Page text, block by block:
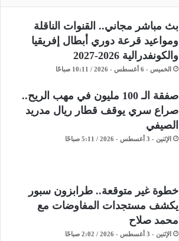
بث مباشر مجاني.. القنوات الناقلة
ومواعيد قرعة دوري أبطال إفريقيا
والكونفدرالية 2026-2027
الخميس - 6 أغسطس - 2026 / 10:11 صباحًا
صفقة الـ 100 مليون في مهب الريح..
صراع سري يوقف قطار ريال مدريد
الصيفي
الإثنين - 3 أغسطس - 2026 / 5:11 صباحًا
خطوة غير متوقعة.. طرابزون سبور
يكشف مستجدات المفاوضات مع
محمد صلاح
الإثنين - 3 أغسطس - 2026 / 2:02 صباحًا